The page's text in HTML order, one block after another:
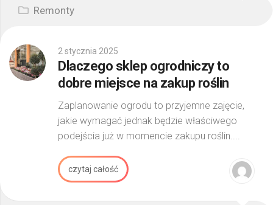
Remonty
2 stycznia 2025
Dlaczego sklep ogrodniczy to
dobre miejsce na zakup roślin
Zaplanowanie ogrodu to przyjemne zajęcie,
jakie wymagać jednak będzie właściwego
podejścia już w momencie zakupu roślin....
czytaj całość